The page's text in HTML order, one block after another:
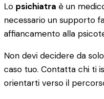
Lo psichiatra è un
necessario un supporto
affiancamento alla
Non devi decidere da
caso tuo. Contatta chi ti
orientarti verso il